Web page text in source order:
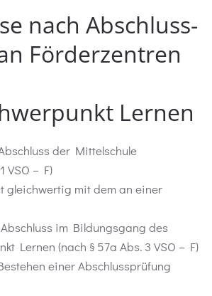
nach Abschluss-
Förderzentren
Lernen
der Mittelschule
VSO – F)
gleichwertig mit dem an einer
im Bildungsgang des
Lernen (nach § 57a Abs. 3 VSO – F)
einer Abschlussprüfung